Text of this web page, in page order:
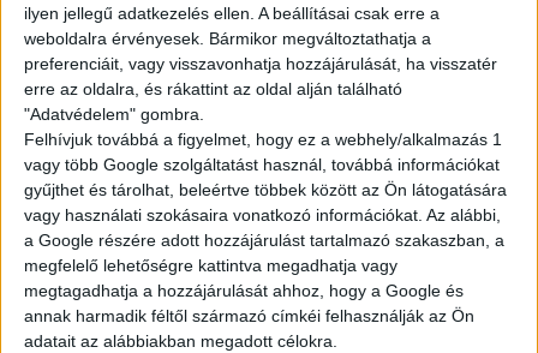
ilyen jellegű adatkezelés ellen. A beállításai csak erre a
weboldalra érvényesek. Bármikor megváltoztathatja a
preferenciáit, vagy visszavonhatja hozzájárulását, ha visszatér
erre az oldalra, és rákattint az oldal alján található
"Adatvédelem" gombra.
Felhívjuk továbbá a figyelmet, hogy ez a webhely/alkalmazás 1
vagy több Google szolgáltatást használ, továbbá információkat
gyűjthet és tárolhat, beleértve többek között az Ön látogatására
vagy használati szokásaira vonatkozó információkat. Az alábbi,
a Google részére adott hozzájárulást tartalmazó szakaszban, a
megfelelő lehetőségre kattintva megadhatja vagy
megtagadhatja a hozzájárulását ahhoz, hogy a Google és
annak harmadik féltől származó címkéi felhasználják az Ön
adatait az alábbiakban megadott célokra.
Siófok
18 év alatt végezhető
2.500,-Ft/óra